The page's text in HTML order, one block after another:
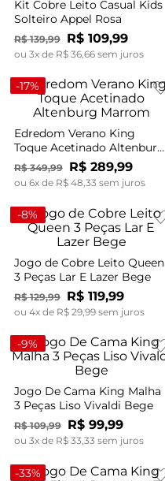
Kit Cobre Leito Casual Kids
Solteiro Appel Rosa
R$ 139,99 R$ 109,99
ou 3x de R$ 36, 66sem juros
-17%
Edredom Verano King
Toque Acetinado Altenburg
Marrom
R$ 349,99 R$ 289,99
ou 6x de R$ 48,33 sem juros
-8%
Jogo de Cobre Leito Queen
3 Peças Lar E Lazer Bege
R$ 129,99 R$ 119,99
ou 4x de R$ 29, 99sem juros
-9%
Jogo De Cama King Malha
3 Peças Liso Vivaldi Bege
R$ 109,99 R$ 99,99
ou 3x de R$ 33,33 sem juros
-33%